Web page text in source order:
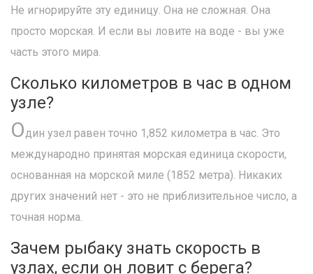
Не игнорируйте эту единицу. Она не сложная. Она
просто морская. И если вы ловите на воде - вы уже
часть этого мира.
Сколько километров в час в одном
узле?
Один узел равен точно 1,852 километра в час. Это
международно принятая морская единица скорости,
основанная на морской миле (1852 метра). Никаких
других значений нет - это не приблизительное число, а
точная норма.
Зачем рыбаку знать скорость в
узлах, если он ловит с берега?